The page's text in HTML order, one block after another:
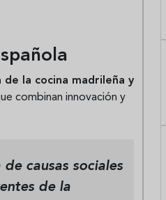
la cocina madrileña y
combinan innovación y
causas sociales
de la